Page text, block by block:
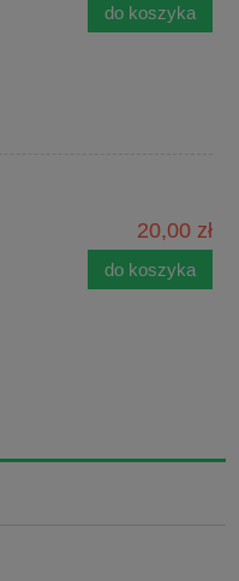
do koszyka
20,00 zł
do koszyka